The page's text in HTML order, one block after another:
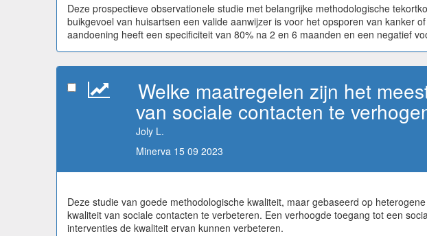
Deze prospectieve observationele studie met belangrijke methodologische
buikgevoel van huisartsen een valide aanwijzer is voor het opsporen van kanker
aandoening heeft een specificiteit van 80% na 2 en 6 maanden en een negatief
Welke maatregelen zijn het
van sociale contacten te
Joly L.
Minerva 15 09 2023
Deze studie van goede methodologische kwaliteit, maar gebaseerd op
kwaliteit van sociale contacten te verbeteren. Een verhoogde toegang tot een
interventies de kwaliteit ervan kunnen verbeteren.